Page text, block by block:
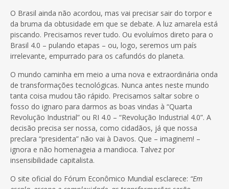
O Brasil ainda não acordou, mas vai precisar sair do torpor e
da bruma da obtusidade em que se debate. A luz amarela está
piscando. Precisamos rever tudo. Ou evoluímos direto para o
Brasil 4.0 – pulando etapas – ou, logo, seremos um país
irrelevante, empurrado para os cafundós do planeta.
O mundo caminha em meio a uma nova e extraordinária onda
de transformações tecnológicas. Nunca antes neste mundo
tanta coisa mudou tão rápido. Precisamos saltar sobre o
fosso do ignaro para darmos as boas vindas à “Quarta
Revolução Industrial” ou RI 4.0 – “Revolução Industrial 4.0”. A
decisão precisa ser nossa, como cidadãos, já que nossa
preclara “presidenta” não vai à Davos. Que – imaginem! –
ignora e não homenageia a mandioca. Talvez por
insensibilidade capitalista.
O site oficial do Fórum Econômico Mundial esclarece: “Em